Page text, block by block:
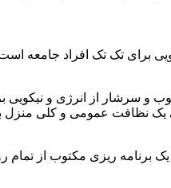
تک تک افراد جامعه
سرشار از انرژی و نیکویی
نظافت عمومی و کلی منزل
ریزی مکتوب از تمام